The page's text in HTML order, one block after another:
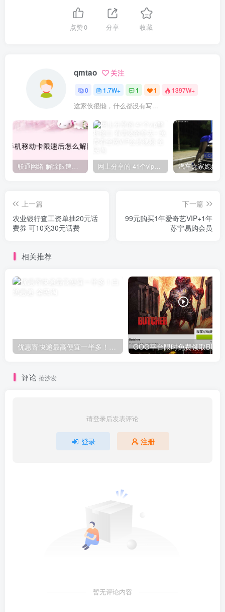
点赞0 分享 收藏
qmtao 关注
0 1.7W+ 1 1 1397W+
这家伙很懒，什么都没有写...
联通网络 解除限速方法参考！畅享、畅玩、老白干等及其它地区自测了 网上分享的 41个vip解析接口 有需要的拿去~ 免费看全网VIP会员视频
上一篇
农业银行查工资单抽20元话
费券 可10充30元话费
下一篇
99元购买1年爱奇艺VIP+1年
苏宁易购会员
相关推荐
评论 抢沙发
请登录后发表评论
登录 注册
暂无评论内容